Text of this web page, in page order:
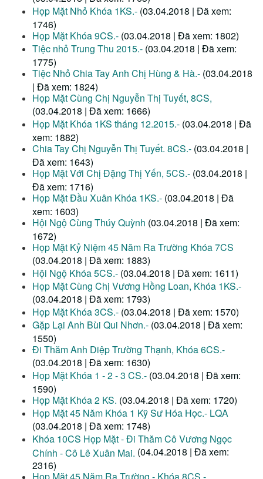
Họp Mặt Nhỏ Khóa 1KS.- (03.04.2018 | Đã xem:
1746)
Họp Mặt Khóa 9CS.- (03.04.2018 | Đã xem: 1802)
Tiệc nhỏ Trung Thu 2015.- (03.04.2018 | Đã xem:
1775)
Tiệc Nhỏ Chia Tay Anh Chị Hùng & Hà.- (03.04.2018
| Đã xem: 1824)
Họp Mặt Cùng Chị Nguyễn Thị Tuyết, 8CS,
(03.04.2018 | Đã xem: 1666)
Họp Mặt Khóa 1KS tháng 12.2015.- (03.04.2018 | Đã
xem: 1882)
Chia Tay Chị Nguyễn Thị Tuyết. 8CS.- (03.04.2018 |
Đã xem: 1643)
Họp Mặt Với Chị Đặng Thị Yến, 5CS.- (03.04.2018 |
Đã xem: 1716)
Họp Mặt Đầu Xuân Khóa 1KS.- (03.04.2018 | Đã
xem: 1603)
Hội Ngộ Cùng Thúy Quỳnh (03.04.2018 | Đã xem:
1672)
Họp Mặt Kỷ Niệm 45 Năm Ra Trường Khóa 7CS
(03.04.2018 | Đã xem: 1883)
Hội Ngộ Khóa 5CS.- (03.04.2018 | Đã xem: 1611)
Họp Mặt Cùng Chị Vương Hồng Loan, Khóa 1KS.-
(03.04.2018 | Đã xem: 1793)
Họp Mặt Khóa 3CS.- (03.04.2018 | Đã xem: 1570)
Gặp Lại Anh Bùi Qui Nhơn.- (03.04.2018 | Đã xem:
1550)
Đi Thăm Anh Diệp Trường Thạnh, Khóa 6CS.-
(03.04.2018 | Đã xem: 1630)
Họp Mặt Khóa 1 - 2 - 3 CS.- (03.04.2018 | Đã xem:
1590)
Họp Mặt Khóa 2 KS. (03.04.2018 | Đã xem: 1720)
Họp Mặt 45 Năm Khóa 1 Kỹ Sư Hóa Học.- LQA
(03.04.2018 | Đã xem: 1748)
Khóa 10CS Họp Mặt - Đi Thăm Cô Vương Ngọc
Chính - Cô Lê Xuân Mai. (04.04.2018 | Đã xem:
2316)